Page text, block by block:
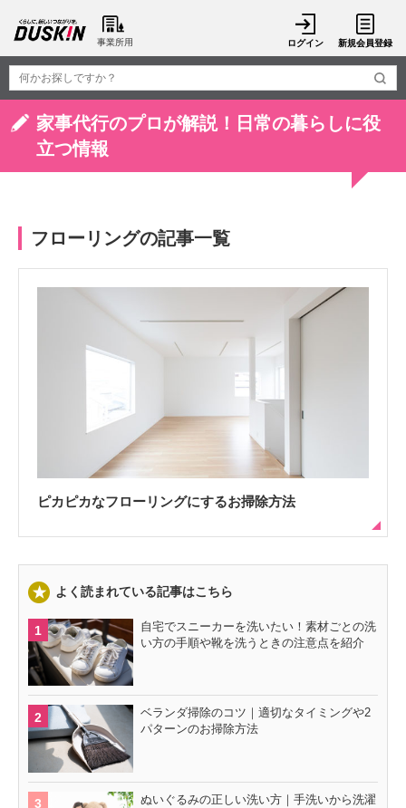
事業所用 ログイン 新規会員登録
家事代行のプロが解説！日常の暮らしに役
立つ情報
フローリングの記事一覧
ピカピカなフローリングにするお掃除方法
よく読まれている記事はこちら
自宅でスニーカーを洗いたい！素材ごとの洗
い方の手順や靴を洗うときの注意点を紹介
ベランダ掃除のコツ｜適切なタイミングや2
パターンのお掃除方法
ぬいぐるみの正しい洗い方｜手洗いから洗濯